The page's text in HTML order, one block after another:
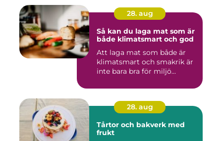
28. aug
Så kan du laga mat som är
både klimatsmart och god
Att laga mat som både är
klimatsmart och smakrik är
inte bara bra för miljö...
28. aug
Tårtor och bakverk med
frukt